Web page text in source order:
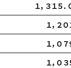
１，３１５．
１，２０
１，０７
１，０３